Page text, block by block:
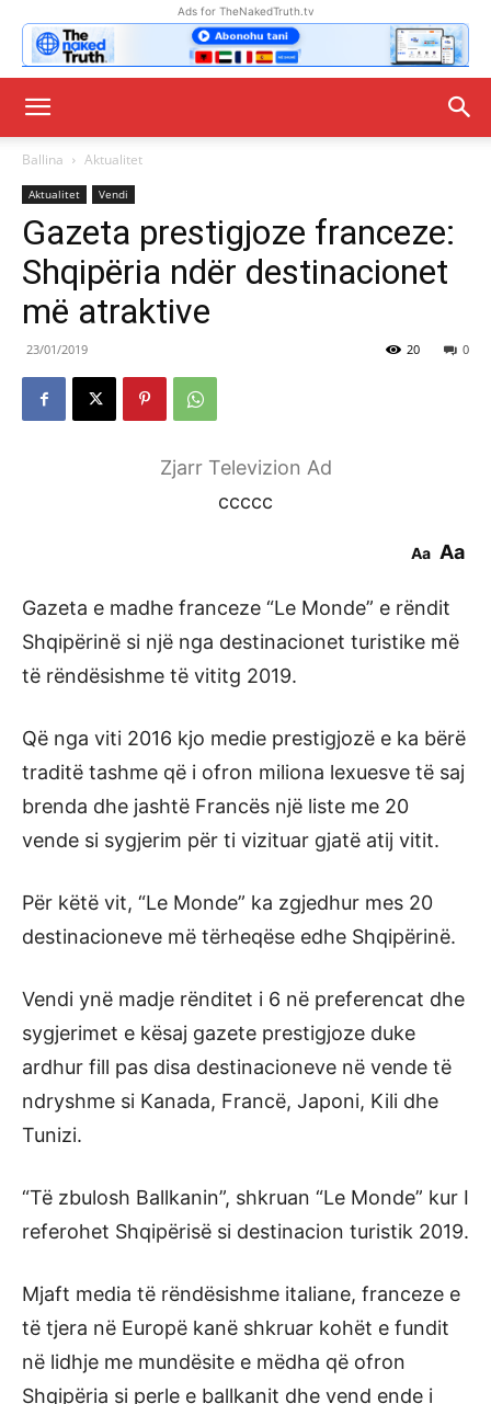
Ads for TheNakedTruth.tv
Ballina Aktualitet
Aktualitet Vendi
Gazeta prestigjoze franceze:
Shqipëria ndër destinacionet
më atraktive
23/01/2019 0
20
Zjarr Televizion Ad
ccccc
Aa Aa
Gazeta e madhe franceze “Le Monde” e rëndit
Shqipërinë si një nga destinacionet turistike më
të rëndësishme të vititg 2019.
Që nga viti 2016 kjo medie prestigjozë e ka bërë
traditë tashme që i ofron miliona lexuesve të saj
brenda dhe jashtë Francës një liste me 20
vende si sygjerim për ti vizituar gjatë atij vitit.
Për këtë vit, “Le Monde” ka zgjedhur mes 20
destinacioneve më tërheqëse edhe Shqipërinë.
Vendi ynë madje rënditet i 6 në preferencat dhe
sygjerimet e kësaj gazete prestigjoze duke
ardhur fill pas disa destinacioneve në vende të
ndryshme si Kanada, Francë, Japoni, Kili dhe
Tunizi.
“Të zbulosh Ballkanin”, shkruan “Le Monde” kur I
referohet Shqipërisë si destinacion turistik 2019.
Mjaft media të rëndësishme italiane, franceze e
të tjera në Europë kanë shkruar kohët e fundit
në lidhje me mundësite e mëdha që ofron
Shqipëria si perle e ballkanit dhe vend ende i